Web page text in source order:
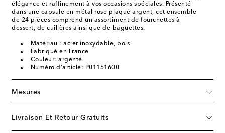
élégance et raffinement à vos occasions spéciales. Présenté
dans une capsule en métal rose plaqué argent, cet ensemble
de 24 pièces comprend un assortiment de fourchettes à
dessert, de cuillères ainsi que de baguettes.
Matériau : acier inoxydable, bois
Fabriqué en France
Couleur: argenté
Numéro d'article: P01151600
Mesures
Livraison Et Retour Gratuits